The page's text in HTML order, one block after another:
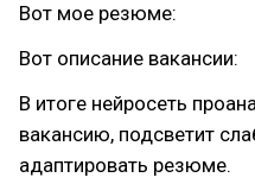
Вот мое резюме:
Вот описание вакансии:
В итоге нейросеть
вакансию, подсветит
адаптировать резюме.